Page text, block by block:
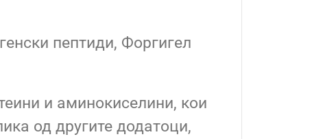
пептиди, Форгигел
и аминокиселини, кои
од другите додатоци,